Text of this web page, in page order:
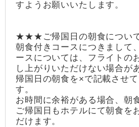
すようお願いいたします。
★★★ご帰国日の朝食につ
朝食付きコースにつきまして
ースについては、フライトの
し上がりいただけない場合が
帰国日の朝食を×で記載させ
す。
お時間に余裕がある場合、朝
ご帰国日もホテルにて朝食を
だけます。